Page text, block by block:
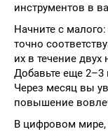
инструментов в
Начните с
точно
их в течение
Добавьте еще 2–3
Через месяц вы
повышение
В цифровом